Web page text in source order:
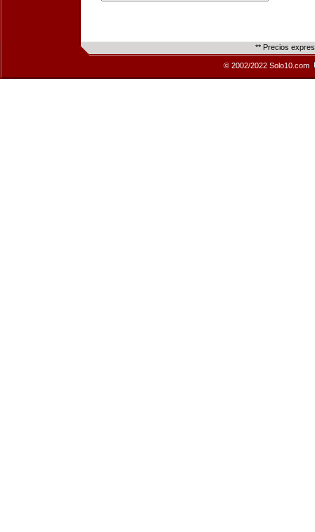
** Precios
© 2002/2022 Solo10.com